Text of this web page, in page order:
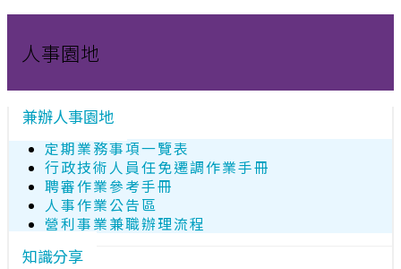
人事園地
兼辦人事園地
定期業務事項一覽表
行政技術人員任免遷調作業手冊
聘審作業參考手冊
人事作業公告區
營利事業兼職辦理流程
知識分享